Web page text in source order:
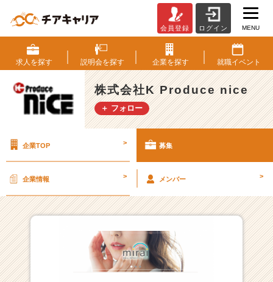
式
会
社
K
P
r
c
i
c
の
採
用/
会員登録 ログイン MENU
求人を探す 説明会を探す 企業を探す 就職イベント
株式会社K Produce nice
＋ フォロー
企業TOP > 募集
企業情報 > メンバー >